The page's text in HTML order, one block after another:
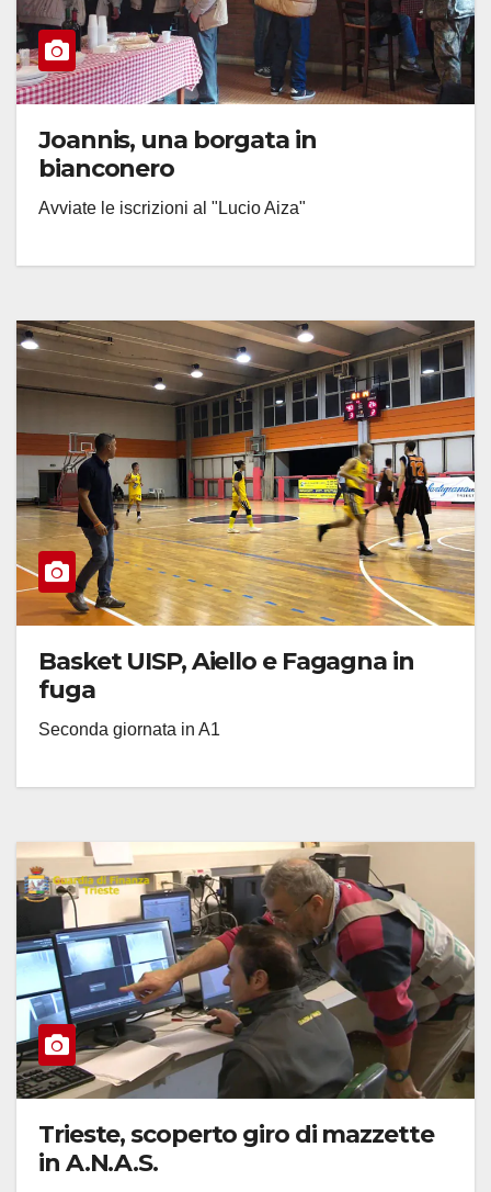
Joannis, una borgata in
bianconero
Avviate le iscrizioni al "Lucio Aiza"
Basket UISP, Aiello e Fagagna in
fuga
Seconda giornata in A1
Trieste, scoperto giro di mazzette
in A.N.A.S.